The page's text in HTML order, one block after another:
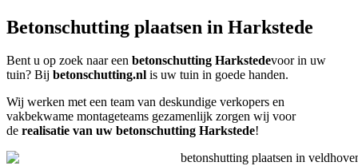
Betonschutting plaatsen in Harkstede
Bent u op zoek naar een betonschutting Harkstedevoor in uw
tuin? Bij betonschutting.nl is uw tuin in goede handen.
Wij werken met een team van deskundige verkopers en
vakbekwame montageteams gezamenlijk zorgen wij voor
de realisatie van uw betonschutting Harkstede!